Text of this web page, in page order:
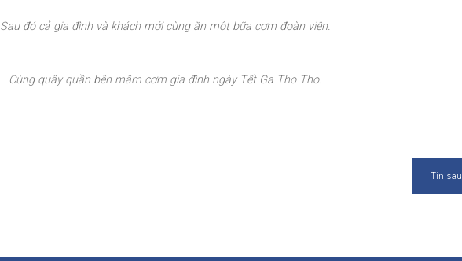
Sau đó cả gia đình và khách mới cùng ăn một bữa cơm đoàn viên.
Cùng quây quần bên mâm cơm gia đình ngày Tết Ga Tho Tho.
Tin sau